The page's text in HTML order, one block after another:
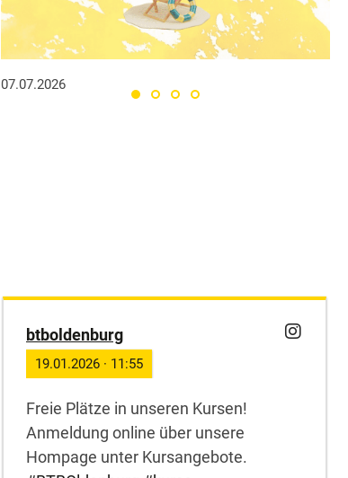
07.07.2026
btboldenburg
19.01.2026 · 11:55
Freie Plätze in unseren Kursen!
Anmeldung online über unsere
Hompage unter Kursangebote.